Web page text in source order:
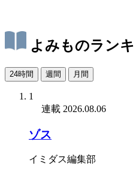
よみものラン
24時間 週間 月間
1
連載 2026.08.06
ゾス
イミダス編集部